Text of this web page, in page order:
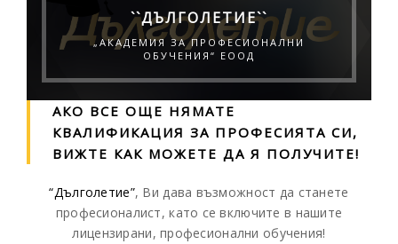
``ДЪЛГОЛЕТИЕ``
„АКАДЕМИЯ ЗА ПРОФЕСИОНАЛНИ
ОБУЧЕНИЯ“ ЕООД
АКО ВСЕ ОЩЕ НЯМАТЕ
КВАЛИФИКАЦИЯ ЗА ПРОФЕСИЯТА СИ,
ВИЖТЕ КАК МОЖЕТЕ ДА Я ПОЛУЧИТЕ!
“Дълголетие”, Ви дава възможност да станете
професионалист, като се включите в нашите
лицензирани, професионални обучения!